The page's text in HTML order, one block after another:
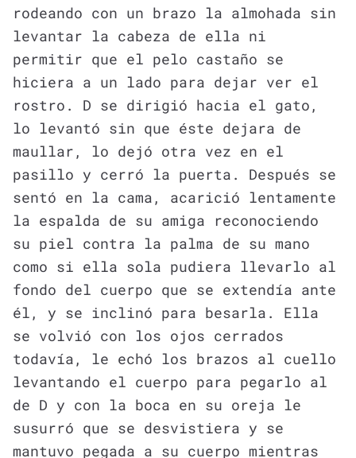
rodeando con un brazo la almohada sin
levantar la cabeza de ella ni
permitir que el pelo castaño se
hiciera a un lado para dejar ver el
rostro. D se dirigió hacia el gato,
lo levantó sin que éste dejara de
maullar, lo dejó otra vez en el
pasillo y cerró la puerta. Después se
sentó en la cama, acarició lentamente
la espalda de su amiga reconociendo
su piel contra la palma de su mano
como si ella sola pudiera llevarlo al
fondo del cuerpo que se extendía ante
él, y se inclinó para besarla. Ella
se volvió con los ojos cerrados
todavía, le echó los brazos al cuello
levantando el cuerpo para pegarlo al
de D y con la boca en su oreja le
susurró que se desvistiera y se
mantuvo pegada a su cuerpo mientras